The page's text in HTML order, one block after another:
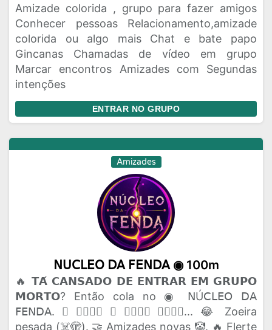
Amizade colorida , grupo para fazer amigos
Conhecer pessoas Relacionamento,amizade
colorida ou algo mais Chat e bate papo
Gincanas Chamadas de vídeo em grupo
Marcar encontros Amizades com Segundas
intenções
ENTRAR NO GRUPO
Amizades
𝖭𝖴𝖢𝖫𝖤𝖮 𝖣𝖠 𝖥𝖤𝖭𝖣𝖠 ◉ 100m
🔥 𝗧𝗔́ 𝗖𝗔𝗡𝗦𝗔𝗗𝗢 𝗗𝗘 𝗘𝗡𝗧𝗥𝗔𝗥 𝗘𝗠 𝗚𝗥𝗨𝗣𝗢
𝗠𝗢𝗥𝗧𝗢? Então cola no ◉ 𝖭Ú𝖢𝖫𝖤𝖮 𝖣𝖠
𝖥𝖤𝖭𝖣𝖠. 🫟 𝗔𝗤𝗨𝗜 𝗢 𝗣𝗔𝗣𝗢 𝗙𝗟𝗨𝗜... 😂 Zoeira
pesada (☠️🫣). 🤝 Amizades novas 🤡. 🔥 Flerte